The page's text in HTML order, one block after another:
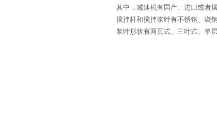
其中，减速机有国产、进口或者
搅拌杆和搅拌浆叶有不锈钢、碳
浆叶形状有两页式、三叶式、单